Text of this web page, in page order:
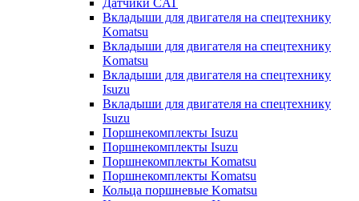
Датчики CAT
Вкладыши для двигателя на спецтехнику
Komatsu
Вкладыши для двигателя на спецтехнику
Komatsu
Вкладыши для двигателя на спецтехнику
Isuzu
Вкладыши для двигателя на спецтехнику
Isuzu
Поршнекомплекты Isuzu
Поршнекомплекты Isuzu
Поршнекомплекты Komatsu
Поршнекомплекты Komatsu
Кольца поршневые Komatsu